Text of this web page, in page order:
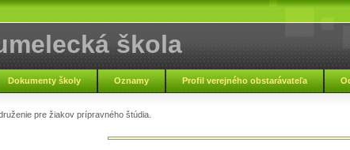
škola
Topľou
Dokumenty školy Oznamy Profil verejného obstarávateľa
pre žiakov prípravného štúdia.